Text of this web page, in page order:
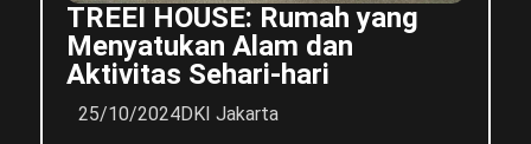
TREEI HOUSE: Rumah yang
Menyatukan Alam dan
Aktivitas Sehari-hari
25/10/2024DKI Jakarta